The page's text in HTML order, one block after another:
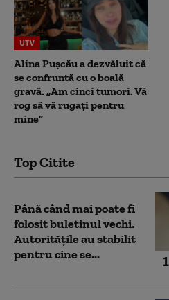
UTV
Alina Pușcău a dezvăluit că
se confruntă cu o boală
gravă. „Am cinci tumori. Vă
rog să vă rugați pentru
mine”
Top Citite
1
Până când mai poate fi
folosit buletinul vechi.
Autoritățile au stabilit
pentru cine se...